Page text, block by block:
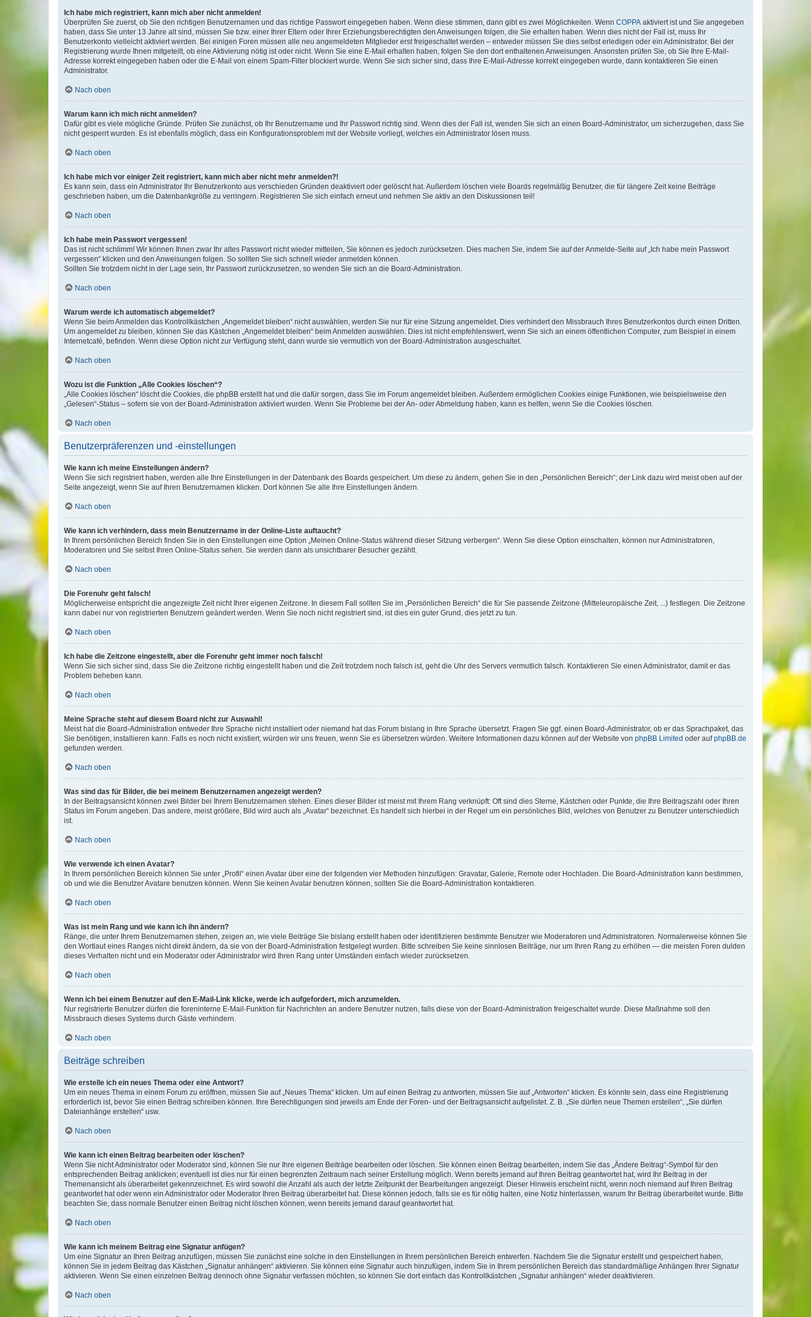
Ich habe mich registriert, kann mich aber nicht anmelden!
Überprüfen Sie zuerst, ob Sie den richtigen Benutzernamen und das richtige Passwort eingegeben haben. Wenn diese stimmen, dann gibt es zwei Möglichkeiten. Wenn COPPA aktiviert ist und Sie angegeben
haben, dass Sie unter 13 Jahre alt sind, müssen Sie bzw. einer Ihrer Eltern oder Ihrer Erziehungsberechtigten den Anweisungen folgen, die Sie erhalten haben. Wenn dies nicht der Fall ist, muss Ihr
Benutzerkonto vielleicht aktiviert werden. Bei einigen Foren müssen alle neu angemeldeten Mitglieder erst freigeschaltet werden – entweder müssen Sie dies selbst erledigen oder ein Administrator. Bei der
Registrierung wurde Ihnen mitgeteilt, ob eine Aktivierung nötig ist oder nicht. Wenn Sie eine E-Mail erhalten haben, folgen Sie den dort enthaltenen Anweisungen. Ansonsten prüfen Sie, ob Sie Ihre E-Mail-
Adresse korrekt eingegeben haben oder die E-Mail von einem Spam-Filter blockiert wurde. Wenn Sie sich sicher sind, dass Ihre E-Mail-Adresse korrekt eingegeben wurde, dann kontaktieren Sie einen
Administrator.
Nach oben
Warum kann ich mich nicht anmelden?
Dafür gibt es viele mögliche Gründe. Prüfen Sie zunächst, ob Ihr Benutzername und Ihr Passwort richtig sind. Wenn dies der Fall ist, wenden Sie sich an einen Board-Administrator, um sicherzugehen, dass Sie
nicht gesperrt wurden. Es ist ebenfalls möglich, dass ein Konfigurationsproblem mit der Website vorliegt, welches ein Administrator lösen muss.
Nach oben
Ich habe mich vor einiger Zeit registriert, kann mich aber nicht mehr anmelden?!
Es kann sein, dass ein Administrator Ihr Benutzerkonto aus verschieden Gründen deaktiviert oder gelöscht hat. Außerdem löschen viele Boards regelmäßig Benutzer, die für längere Zeit keine Beiträge
geschrieben haben, um die Datenbankgröße zu verringern. Registrieren Sie sich einfach erneut und nehmen Sie aktiv an den Diskussionen teil!
Nach oben
Ich habe mein Passwort vergessen!
Das ist nicht schlimm! Wir können Ihnen zwar Ihr altes Passwort nicht wieder mitteilen, Sie können es jedoch zurücksetzen. Dies machen Sie, indem Sie auf der Anmelde-Seite auf „Ich habe mein Passwort
vergessen“ klicken und den Anweisungen folgen. So sollten Sie sich schnell wieder anmelden können.
Sollten Sie trotzdem nicht in der Lage sein, Ihr Passwort zurückzusetzen, so wenden Sie sich an die Board-Administration.
Nach oben
Warum werde ich automatisch abgemeldet?
Wenn Sie beim Anmelden das Kontrollkästchen „Angemeldet bleiben“ nicht auswählen, werden Sie nur für eine Sitzung angemeldet. Dies verhindert den Missbrauch Ihres Benutzerkontos durch einen Dritten.
Um angemeldet zu bleiben, können Sie das Kästchen „Angemeldet bleiben“ beim Anmelden auswählen. Dies ist nicht empfehlenswert, wenn Sie sich an einem öffentlichen Computer, zum Beispiel in einem
Internetcafé, befinden. Wenn diese Option nicht zur Verfügung steht, dann wurde sie vermutlich von der Board-Administration ausgeschaltet.
Nach oben
Wozu ist die Funktion „Alle Cookies löschen“?
„Alle Cookies löschen“ löscht die Cookies, die phpBB erstellt hat und die dafür sorgen, dass Sie im Forum angemeldet bleiben. Außerdem ermöglichen Cookies einige Funktionen, wie beispielsweise den
„Gelesen“-Status – sofern sie von der Board-Administration aktiviert wurden. Wenn Sie Probleme bei der An- oder Abmeldung haben, kann es helfen, wenn Sie die Cookies löschen.
Nach oben
Benutzerpräferenzen und -einstellungen
Wie kann ich meine Einstellungen ändern?
Wenn Sie sich registriert haben, werden alle Ihre Einstellungen in der Datenbank des Boards gespeichert. Um diese zu ändern, gehen Sie in den „Persönlichen Bereich“; der Link dazu wird meist oben auf der
Seite angezeigt, wenn Sie auf Ihren Benutzernamen klicken. Dort können Sie alle Ihre Einstellungen ändern.
Nach oben
Wie kann ich verhindern, dass mein Benutzername in der Online-Liste auftaucht?
In Ihrem persönlichen Bereich finden Sie in den Einstellungen eine Option „Meinen Online-Status während dieser Sitzung verbergen“. Wenn Sie diese Option einschalten, können nur Administratoren,
Moderatoren und Sie selbst Ihren Online-Status sehen. Sie werden dann als unsichtbarer Besucher gezählt.
Nach oben
Die Forenuhr geht falsch!
Möglicherweise entspricht die angezeigte Zeit nicht Ihrer eigenen Zeitzone. In diesem Fall sollten Sie im „Persönlichen Bereich“ die für Sie passende Zeitzone (Mitteleuropäische Zeit, ...) festlegen. Die Zeitzone
kann dabei nur von registrierten Benutzern geändert werden. Wenn Sie noch nicht registriert sind, ist dies ein guter Grund, dies jetzt zu tun.
Nach oben
Ich habe die Zeitzone eingestellt, aber die Forenuhr geht immer noch falsch!
Wenn Sie sich sicher sind, dass Sie die Zeitzone richtig eingestellt haben und die Zeit trotzdem noch falsch ist, geht die Uhr des Servers vermutlich falsch. Kontaktieren Sie einen Administrator, damit er das
Problem beheben kann.
Nach oben
Meine Sprache steht auf diesem Board nicht zur Auswahl!
Meist hat die Board-Administration entweder Ihre Sprache nicht installiert oder niemand hat das Forum bislang in Ihre Sprache übersetzt. Fragen Sie ggf. einen Board-Administrator, ob er das Sprachpaket, das
Sie benötigen, installieren kann. Falls es noch nicht existiert, würden wir uns freuen, wenn Sie es übersetzen würden. Weitere Informationen dazu können auf der Website von phpBB Limited oder aufphpBB.de
gefunden werden.
Nach oben
Was sind das für Bilder, die bei meinem Benutzernamen angezeigt werden?
In der Beitragsansicht können zwei Bilder bei Ihrem Benutzernamen stehen. Eines dieser Bilder ist meist mit Ihrem Rang verknüpft: Oft sind dies Sterne, Kästchen oder Punkte, die Ihre Beitragszahl oder Ihren
Status im Forum angeben. Das andere, meist größere, Bild wird auch als „Avatar“ bezeichnet. Es handelt sich hierbei in der Regel um ein persönliches Bild, welches von Benutzer zu Benutzer unterschiedlich
ist.
Nach oben
Wie verwende ich einen Avatar?
In Ihrem persönlichen Bereich können Sie unter „Profil“ einen Avatar über eine der folgenden vier Methoden hinzufügen: Gravatar, Galerie, Remote oder Hochladen. Die Board-Administration kann bestimmen,
ob und wie die Benutzer Avatare benutzen können. Wenn Sie keinen Avatar benutzen können, sollten Sie die Board-Administration kontaktieren.
Nach oben
Was ist mein Rang und wie kann ich ihn ändern?
Ränge, die unter Ihrem Benutzernamen stehen, zeigen an, wie viele Beiträge Sie bislang erstellt haben oder identifizieren bestimmte Benutzer wie Moderatoren und Administratoren. Normalerweise können Sie
den Wortlaut eines Ranges nicht direkt ändern, da sie von der Board-Administration festgelegt wurden. Bitte schreiben Sie keine sinnlosen Beiträge, nur um Ihren Rang zu erhöhen — die meisten Foren dulden
dieses Verhalten nicht und ein Moderator oder Administrator wird Ihren Rang unter Umständen einfach wieder zurücksetzen.
Nach oben
Wenn ich bei einem Benutzer auf den E-Mail-Link klicke, werde ich aufgefordert, mich anzumelden.
Nur registrierte Benutzer dürfen die foreninterne E-Mail-Funktion für Nachrichten an andere Benutzer nutzen, falls diese von der Board-Administration freigeschaltet wurde. Diese Maßnahme soll den
Missbrauch dieses Systems durch Gäste verhindern.
Nach oben
Beiträge schreiben
Wie erstelle ich ein neues Thema oder eine Antwort?
Um ein neues Thema in einem Forum zu eröffnen, müssen Sie auf „Neues Thema“ klicken. Um auf einen Beitrag zu antworten, müssen Sie auf „Antworten“ klicken. Es könnte sein, dass eine Registrierung
erforderlich ist, bevor Sie einen Beitrag schreiben können. Ihre Berechtigungen sind jeweils am Ende der Foren- und der Beitragsansicht aufgelistet. Z. B. „Sie dürfen neue Themen erstellen“, „Sie dürfen
Dateianhänge erstellen“ usw.
Nach oben
Wie kann ich einen Beitrag bearbeiten oder löschen?
Wenn Sie nicht Administrator oder Moderator sind, können Sie nur Ihre eigenen Beiträge bearbeiten oder löschen. Sie können einen Beitrag bearbeiten, indem Sie das „Ändere Beitrag“-Symbol für den
entsprechenden Beitrag anklicken; eventuell ist dies nur für einen begrenzten Zeitraum nach seiner Erstellung möglich. Wenn bereits jemand auf Ihren Beitrag geantwortet hat, wird Ihr Beitrag in der
Themenansicht als überarbeitet gekennzeichnet. Es wird sowohl die Anzahl als auch der letzte Zeitpunkt der Bearbeitungen angezeigt. Dieser Hinweis erscheint nicht, wenn noch niemand auf Ihren Beitrag
geantwortet hat oder wenn ein Administrator oder Moderator Ihren Beitrag überarbeitet hat. Diese können jedoch, falls sie es für nötig halten, eine Notiz hinterlassen, warum Ihr Beitrag überarbeitet wurde. Bitte
beachten Sie, dass normale Benutzer einen Beitrag nicht löschen können, wenn bereits jemand darauf geantwortet hat.
Nach oben
Wie kann ich meinem Beitrag eine Signatur anfügen?
Um eine Signatur an Ihren Beitrag anzufügen, müssen Sie zunächst eine solche in den Einstellungen in Ihrem persönlichen Bereich entwerfen. Nachdem Sie die Signatur erstellt und gespeichert haben,
können Sie in jedem Beitrag das Kästchen „Signatur anhängen“ aktivieren. Sie können eine Signatur auch hinzufügen, indem Sie in Ihrem persönlichen Bereich das standardmäßige Anhängen Ihrer Signatur
aktivieren. Wenn Sie einen einzelnen Beitrag dennoch ohne Signatur verfassen möchten, so können Sie dort einfach das Kontrollkästchen „Signatur anhängen“ wieder deaktivieren.
Nach oben